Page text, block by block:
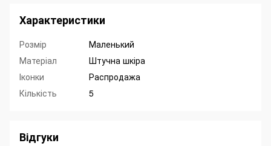
Характеристики
Розмір
Маленький
Матеріал
Штучна шкіра
Іконки
Распродажа
Кількість
5
Відгуки